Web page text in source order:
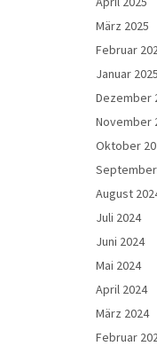
März 2025
Februar
Januar 2025
Dezember
November
Oktober
August
Juli 2024
Juni 2024
Mai 2024
April 2024
März 2024
Februar